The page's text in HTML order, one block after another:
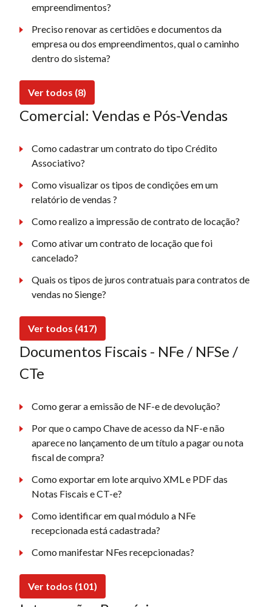
empreendimentos?
Preciso renovar as certidões e documentos da
empresa ou dos empreendimentos, qual o caminho
dentro do sistema?
Ver todos (8)
Comercial: Vendas e Pós-Vendas
Como cadastrar um contrato do tipo Crédito
Associativo?
Como visualizar os tipos de condições em um
relatório de vendas ?
Como realizo a impressão de contrato de locação?
Como ativar um contrato de locação que foi
cancelado?
Quais os tipos de juros contratuais para contratos de
vendas no Sienge?
Ver todos (417)
Documentos Fiscais - NFe / NFSe /
CTe
Como gerar a emissão de NF-e de devolução?
Por que o campo Chave de acesso da NF-e não
aparece no lançamento de um título a pagar ou nota
fiscal de compra?
Como exportar em lote arquivo XML e PDF das
Notas Fiscais e CT-e?
Como identificar em qual módulo a NFe
recepcionada está cadastrada?
Como manifestar NFes recepcionadas?
Ver todos (101)